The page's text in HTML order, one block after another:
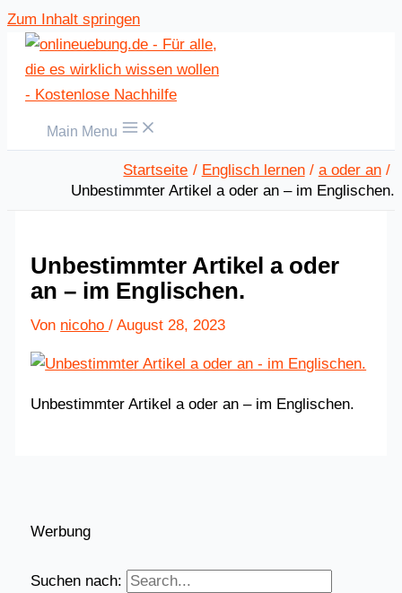
Zum Inhalt springen
Main Menu
Startseite Englisch lernen
a oder an
Unbestimmter Artikel a oder an – im Englischen.
Unbestimmter Artikel a oder
an – im Englischen.
Von nicoho/August 28, 2023
Unbestimmter Artikel a oder an – im Englischen.
Werbung
Suchen nach: